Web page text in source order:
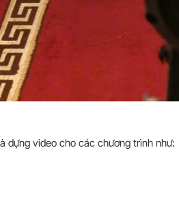
dựng video cho các chương trình như: